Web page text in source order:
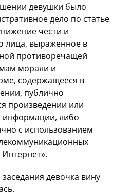
девушки было
дело по статье
чести и
лица, выраженное в
противоречащей
морали и
содержащееся в
публично
произведении или
информации, либо
с использованием
Интернет».
девочка вину